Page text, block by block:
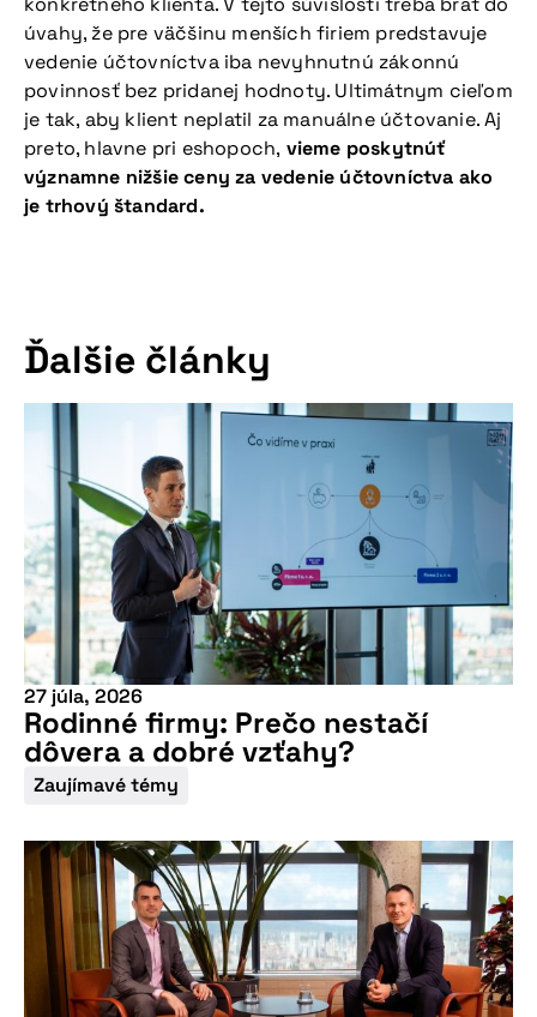
úvahy, že pre väčšinu menších firiem predstavuje
vedenie účtovníctva iba nevyhnutnú zákonnú
povinnosť bez pridanej hodnoty. Ultimátnym cieľom
je tak, aby klient neplatil za manuálne účtovanie. Aj
preto, hlavne pri eshopoch, vieme poskytnúť
významne nižšie ceny za vedenie účtovníctva ako
je trhový štandard.
Ďalšie články
27 júla, 2026
Rodinné firmy: Prečo nestačí
dôvera a dobré vzťahy?
Zaujímavé témy